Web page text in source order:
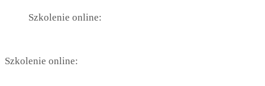
Szkolenie online:
Szkolenie online: